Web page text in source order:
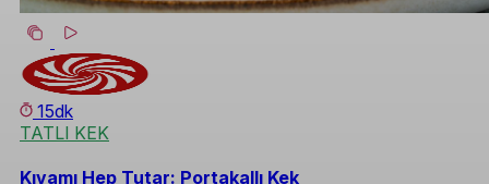
15dk
TATLI KEK
Kıvamı Hep Tutar: Portakallı Kek